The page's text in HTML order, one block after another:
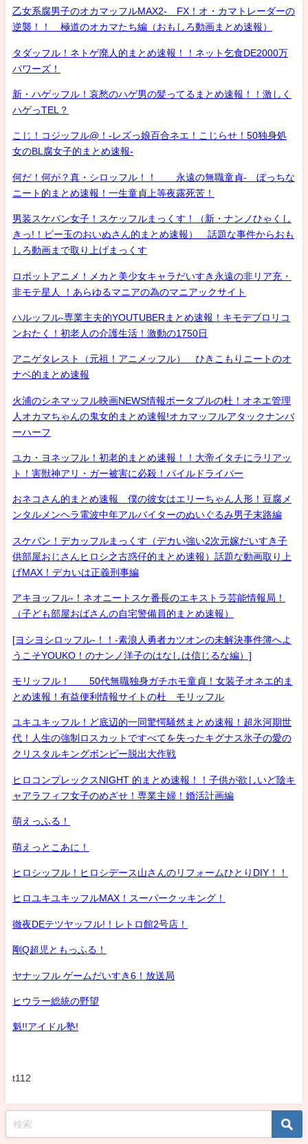
乙女系腐男子のオカマッフルMAX2- FX！オ・カマトレーダーの
逆襲！！ 極道のオカマたち編（おもしろ動画まとめ速報）
タダッフル！ネトゲ廃人的まとめ速報！！ネット乞食DE2000万
パワーズ！
新・ハゲッフル！哀愁のハゲ男の髪ってるまとめ速報！！激しく
ハゲっTEL？
こじ！コジッフル@！-レズっ娘百合ネエ！こじらせ！50独身処
女のBL腐女子的まとめ速報-
何だ！何が？真・シロッフル！！ 永遠の無職童貞- ぼっちな
ニート的まとめ速報！一生童貞上等夜露死苦！
男装スケバン女子！スケッフルまっくす！（新・ナンノひゃくし
きっ!！ビー玉のおいぬさん的まとめ速報） 話題な事件からおも
しろ動画まで取り上げまっくす
ロボットアニメ！メカと美少女キャラだいすき永遠の非リア充・
非モテ星人 ！あらゆるマニアの為のマニアックサイト
ハルッフル-専業主夫的YOUTUBERまとめ速報！キモデブロリコ
ンおたく！初老人の介護生活！激動の1750日
アニゲタレスト（元祖！アニメッフル） ひきこもりニートのオ
ナベ的まとめ速報
火浦のシネマッフル映画NEWS情報ポータブルの杜！オネエ管理
人オカマちゃんの鬼女的まとめ速報!オカマッフルアタックナンバ
ーハーフ
ユカ・ヨネッフル！初老的まとめ速報！！大帝イタチにラリアッ
ト！害獣神アリ・ガー被害に必殺！パイルドライバー
おネコさん的まとめ速報 僕の彼女はエリーちゃん人形！豆腐メ
ンタルメンヘラ電波中年アルバイターのぬいぐるみ男子末路編
スケバン！デカッフルまっくす（デカい強い2次元嫁だいすき子
供部屋おじさんヒロシ之古惑仔的まとめ速報）話題な動画取り上
げMAX！デカいは正義刑事編
アキヨッフル-！ネオニートスケ番長のエキストラ芸能情報局！
（子ども部屋おばさんの自宅警備員的まとめ速報）
[ヨシヨシロッフル-！！-素浪人勇者カツオンの未解決事件簿へよ
うこそYOUKO！のナンノ洋子のはなしは信じるな編）]
モリッフル！ 50代無職独身ガチホモ童貞！女装子オネエ的ま
とめ速報！有益便利情報サイトの杜 モリッフル
ユキユキッフル！ど底辺的一同驚愕騒然まとめ速報！超氷河期世
代！人生の強制ロスカットですべてを失ったキグナス氷子の愛の
クリスタルキングボンビー脱出大作戦
ヒロコンプレックスNIGHT 的まとめ速報！！子供が欲しいど陰キ
ャアラフィフ女子のめざせ！専業主婦！婚活計画編
萌えっふる！
萌えっとこあに！
ヒロシッフル！ヒロシデース山さんのリフォームひとりDIY！！
ヒロユキユキッフルMAX！スーパークッキング！
徹夜DEテツヤッフル!！レトロ館2号店！
剛Q超児ともっふる！
ヤナッフル ゲームだいすき6！放送局
ヒウラー総統の野望
魁!!アイドル塾!
t112